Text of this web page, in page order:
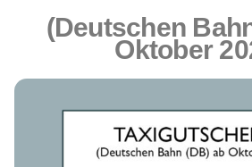
(Deutschen
Oktober